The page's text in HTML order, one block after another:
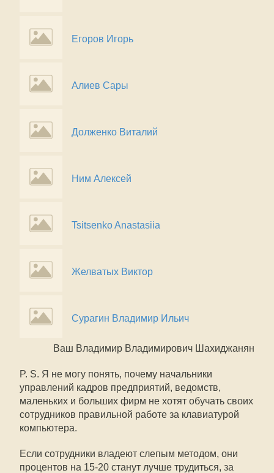
Егоров Игорь
Алиев Сары
Долженко Виталий
Ним Алексей
Tsitsenko Anastasiia
Желватых Виктор
Сурагин Владимир Ильич
Ваш Владимир Владимирович Шахиджанян
P. S. Я не могу понять, почему начальники
управлений кадров предприятий, ведомств,
маленьких и больших фирм не хотят обучать своих
сотрудников правильной работе за клавиатурой
компьютера.
Если сотрудники владеют слепым методом, они
процентов на 15-20 станут лучше трудиться, за